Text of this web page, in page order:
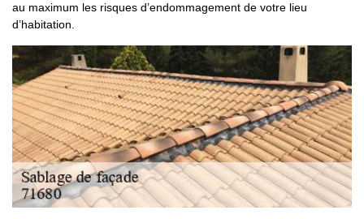
au maximum les risques d’endommagement de votre lieu
d’habitation.